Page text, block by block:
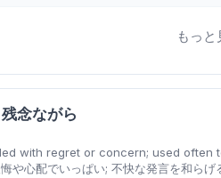
もっと
残念ながら
with regret or concern; used often
や心配でいっぱい; 不快な発言を和らげ